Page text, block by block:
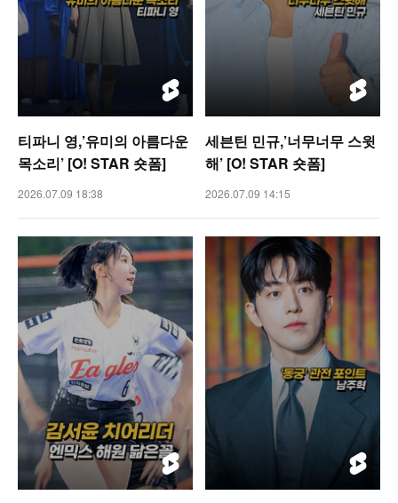
티파니 영,’유미의 아름다운
목소리’ [O! STAR 숏폼]
2026.07.09 18:38
세븐틴 민규,’너무너무 스윗
해’ [O! STAR 숏폼]
2026.07.09 14:15